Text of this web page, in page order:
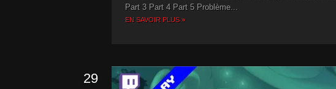
Part 3 Part 4 Part 5 Problème...
EN SAVOIR PLUS »
29